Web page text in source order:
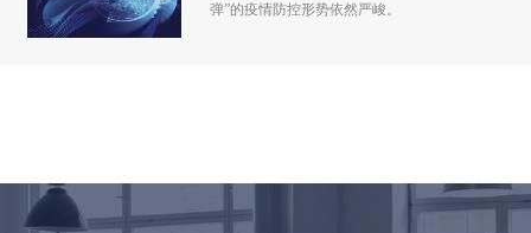
弹”的疫情防控形势依然严峻。